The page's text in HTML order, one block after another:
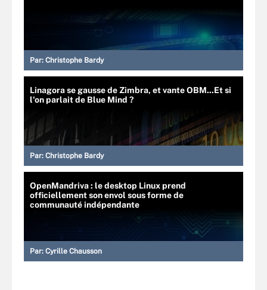
Par: Christophe Bardy
Linagora se gausse de Zimbra, et vante OBM...Et si
l'on parlait de Blue Mind ?
Par: Christophe Bardy
OpenMandriva : le desktop Linux prend
officiellement son envol sous forme de
communauté indépendante
Par: Cyrille Chausson